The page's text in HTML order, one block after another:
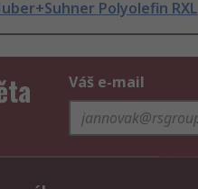
Polyolefin RXL
Váš e-mail